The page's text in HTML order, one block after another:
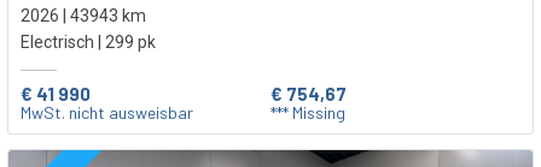
2026 | 43943 km
Electrisch | 299 pk
€ 41 990
MwSt. nicht ausweisbar
€ 754,67
*** Missing